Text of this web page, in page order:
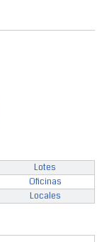
Lotes
Oficinas
Locales